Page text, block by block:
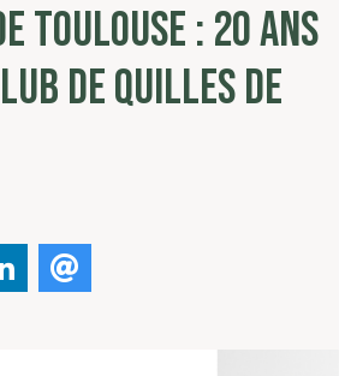
TOULOUSE : 20 ANS
DE QUILLES DE